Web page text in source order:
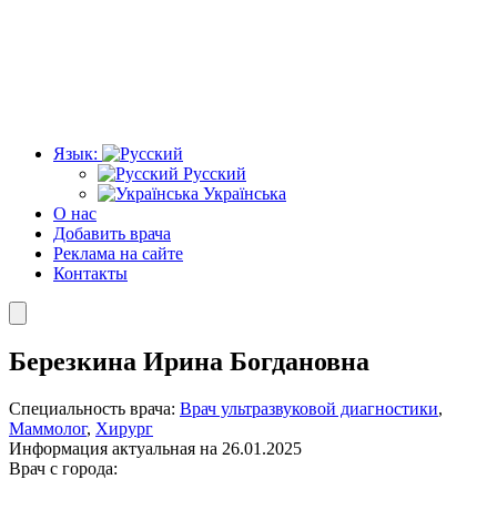
Язык:
Русский
Українська
О нас
Добавить врача
Реклама на сайте
Контакты
Березкина Ирина Богдановна
Специальность врача: Врач ультразвуковой диагностики,
Маммолог, Хирург
Информация актуальная на 26.01.2025
Врач с города: